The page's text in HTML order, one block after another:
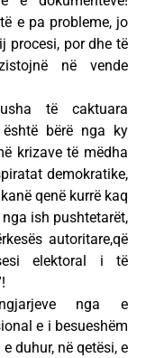
e pa probleme, jo
procesi, por dhe të
në vende
të caktuara
bërë nga ky
krizave të mëdha
demokratike,
qenë kurrë kaq
ish pushtetarët,
autoritare,që
elektoral i të
nga e
e i besueshëm
duhur, në qetësi, e